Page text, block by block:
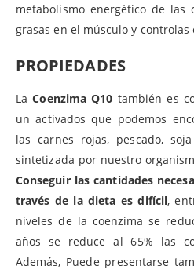
metabolismo energético de
grasas en el músculo y controlas
PROPIEDADES
LaCoenzima Q10 también es
un activados que podemos
las carnes rojas, pescado,
sintetizada por nuestro
Conseguir las cantidades
través de la dieta es difícil,
niveles de la coenzima se
años se reduce al 65% las
Además, Puede presentarse